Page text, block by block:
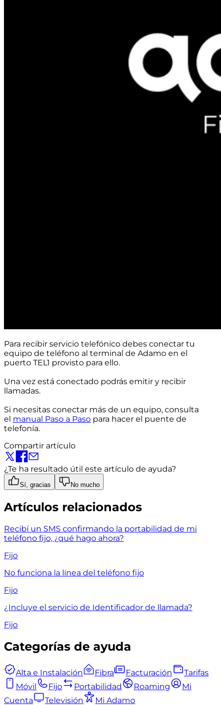
Para recibir servicio telefónico debes conectar tu
equipo de teléfono al terminal de Adamo en el
puerto TEL1 provisto para ello.
Una vez está conectado podrás emitir y recibir
llamadas.
Si necesitas conectar más de un equipo, consulta
el manual Paso a Paso para hacer el puente de
telefonía.
Compartir artículo
¿Te ha resultado útil este artículo de ayuda?
Sí, gracias No mucho
Artículos relacionados
Recibí un SMS confirmando la portabilidad de mi
teléfono fijo, ¿qué hago ahora?
Fijo
No funciona la línea del teléfono fijo
Fijo
¿Incluye el servicio de Identificador de llamada?
Fijo
Categorías de ayuda
Alta e Instalación Fibra Facturación
Tarifas
Móvil
Fijo Portabilidad Roaming
Mi
Cuenta
Televisión Mi Adamo